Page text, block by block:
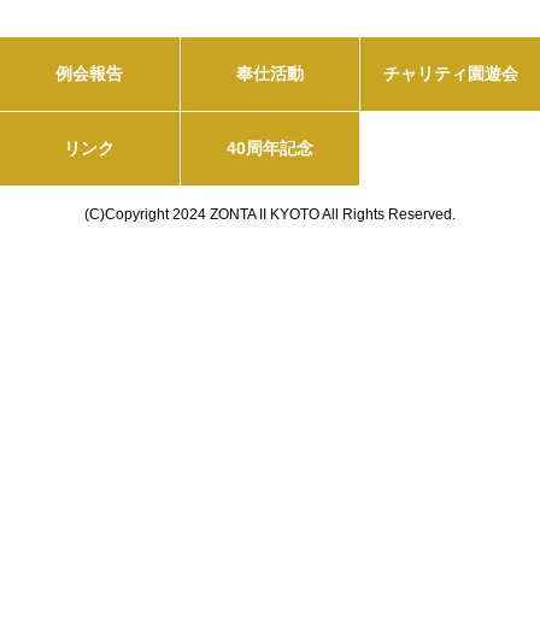
例会報告 奉仕活動 チャリティ園遊会
リンク 40周年記念
(C)Copyright 2024 ZONTA II KYOTO All Rights Reserved.